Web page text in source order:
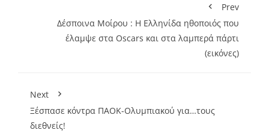
Prev
Δέσποινα Μοίρου : Η Ελληνίδα ηθοποιός που
έλαμψε στα Oscars και στα λαμπερά πάρτι
(εικόνες)
Next
Ξέσπασε κόντρα ΠΑΟΚ-Ολυμπιακού για…τους
διεθνείς!